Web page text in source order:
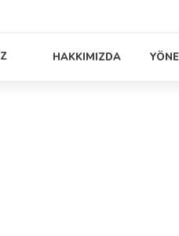
HAKKIMIZDA